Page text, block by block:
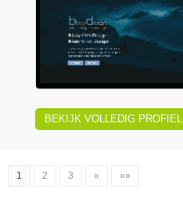
BEKIJK VOLLEDIG PROFIEL
1 2 3 » »»